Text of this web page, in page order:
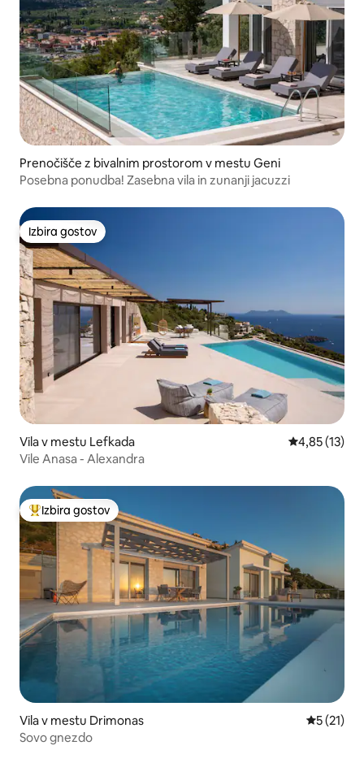
Prenočišče z bivalnim prostorom v mestu Geni
Posebna ponudba! Zasebna vila in zunanji jacuzzi
Izbira gostov
Izbira gostov
Vila v mestu Lefkada Povprečna
4,85 (13)
Vile Anasa - Alexandra
Najbolj priljubljena prenočišča z značko »Izbira gostov«
Izbira gostov
Vila v mestu Drimonas
5 (21)
Sovo gnezdo